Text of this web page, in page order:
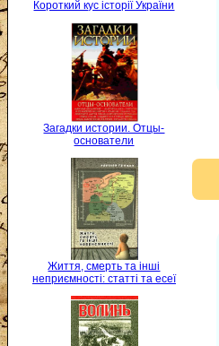
Короткий кус історії України
Загадки истории. Отцы-
основатели
Життя, смерть та інші
неприємності: статті та есеї